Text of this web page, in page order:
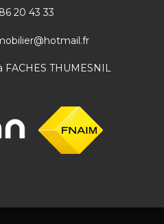
20 43 33
THUMESNIL